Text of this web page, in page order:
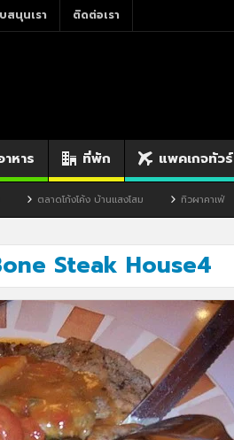
สนุนเรา ติดต่อเรา
าหาร ที่พัก แพคเกจทัวร์
ตลาดโก้งโค้ง บ้านแสงโสม ทิวผาคาเฟ่
Steak House4